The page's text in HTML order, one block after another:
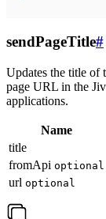
sendPageTitle#
Updates the title of
page URL in the
applications.
Name
title
fromApi optional
url optional